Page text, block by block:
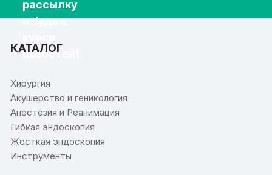
рассылку
и будь в
новостей!
КАТАЛОГ
Хирургия
Акушерство и геникология
Анестезия и Реанимация
Гибкая эндоскопия
Жесткая эндоскопия
Инструменты